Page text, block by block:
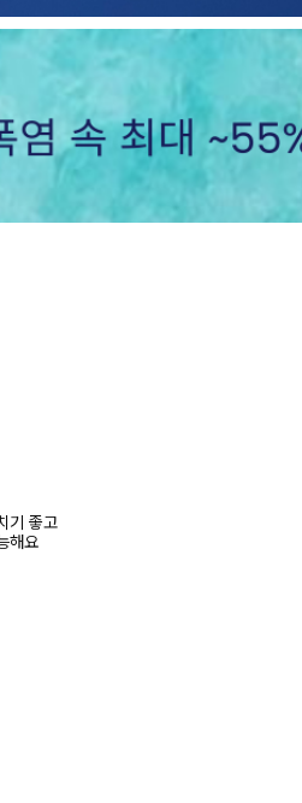
기 좋고
해요